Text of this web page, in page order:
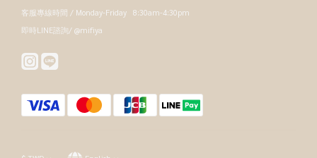
客服專線時間 / Monday-Friday 8:30am-4:30pm
即時LINE諮詢/ @mifiya